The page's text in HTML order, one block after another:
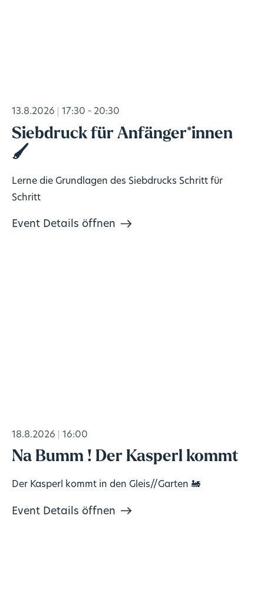
13.8.2026 17:30 - 20:30
Siebdruck für Anfänger*innen
🖌️
Lerne die Grundlagen des Siebdrucks Schritt für
Schritt
Event Details öffnen
18.8.2026 16:00
Na Bumm ! Der Kasperl kommt
Der Kasperl kommt in den Gleis//Garten 🚂
Event Details öffnen